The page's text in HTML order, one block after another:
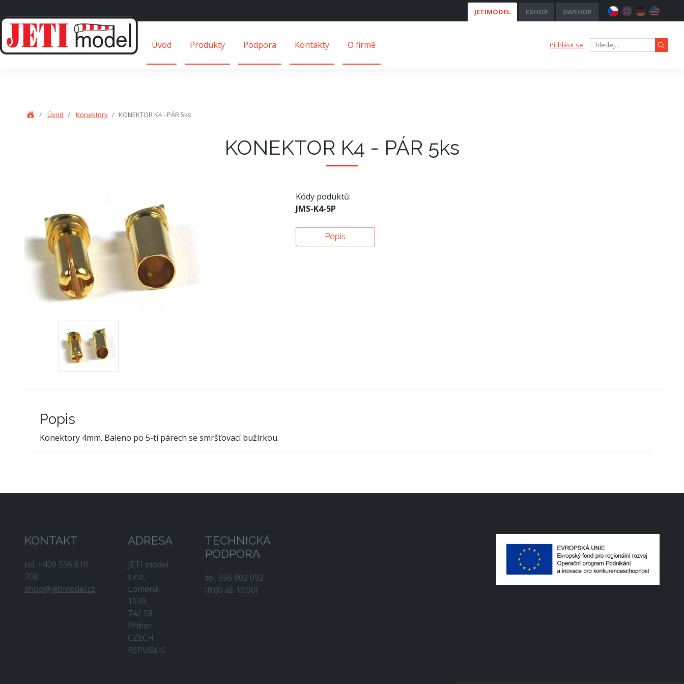
JETIMODEL ESHOP SWSHOP
Úvod Produkty Podpora Kontakty O firmě Přihlásit se
Úvod Konektory KONEKTOR K4 - PÁR 5ks
KONEKTOR K4 - PÁR 5ks
Kódy poduktů:
JMS-K4-5P
Popis
Popis
Konektory 4mm. Baleno po 5-ti párech se smršťovací bužírkou.
KONTAKT
tel. +420 556 810
708
shop@jetimodel.cz
ADRESA
JETI model
s.r.o.
Lomená
1530
742 58
Příbor
CZECH
REPUBLIC
TECHNICKÁ
PODPORA
tel. 556 802 092
(8:00 až 10:00)